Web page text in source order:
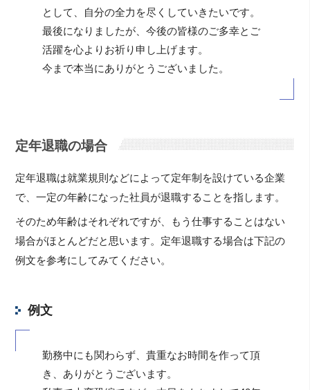
として、自分の全力を尽くしていきたいです。
最後になりましたが、今後の皆様のご多幸とご
活躍を心よりお祈り申し上げます。
今まで本当にありがとうございました。
定年退職の場合
定年退職は就業規則などによって定年制を設けている企業
で、一定の年齢になった社員が退職することを指します。
そのため年齢はそれぞれですが、もう仕事することはない
場合がほとんどだと思います。定年退職する場合は下記の
例文を参考にしてみてください。
例文
勤務中にも関わらず、貴重なお時間を作って頂
き、ありがとうございます。